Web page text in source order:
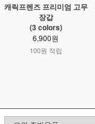
캐릭프렌즈 프리미엄 고무
장갑
(3 colors)
6,900원
100원 적립